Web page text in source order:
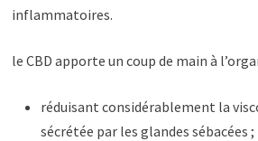
inflammatoires.
le CBD apporte un coup de main à
réduisant considérablement la
sécrétée par les glandes sébacées ;